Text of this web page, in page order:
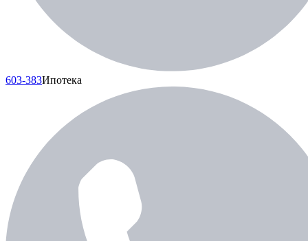
603-383Ипотека